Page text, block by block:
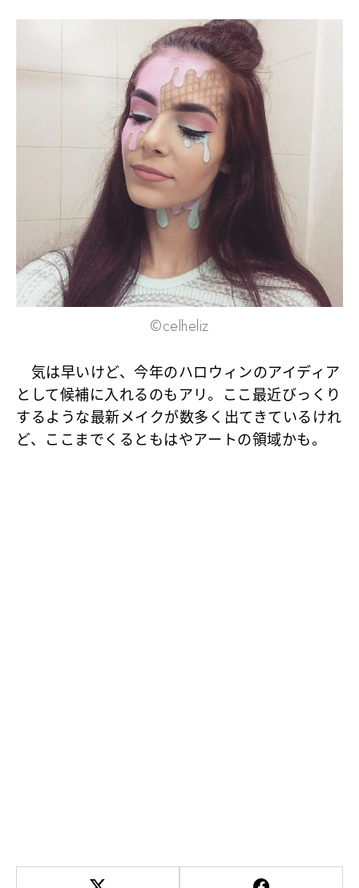
©celheliz
気は早いけど、今年のハロウィンのアイディア
として候補に入れるのもアリ。ここ最近びっくり
するような最新メイクが数多く出てきているけれ
ど、ここまでくるともはやアートの領域かも。